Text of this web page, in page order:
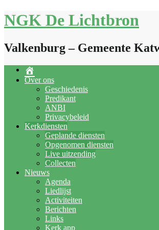
Doorgaan
naar
NGK De Lichtbron
Valkenburg – Gemeente
Over ons
Geschiedenis
Predikant
ANBI
Privacybeleid
Kerkdiensten
Geplande diensten
Opgenomen diensten
Live uitzending
Collecten
Nieuws
Agenda
Liedlijst
Activiteiten
Berichten
Links
Kerk app